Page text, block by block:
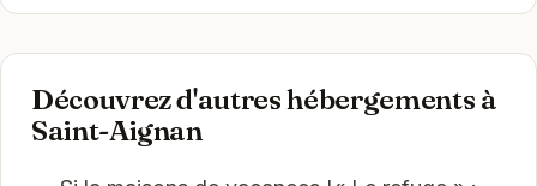
Découvrez d'autres hébergements à
Saint-Aignan